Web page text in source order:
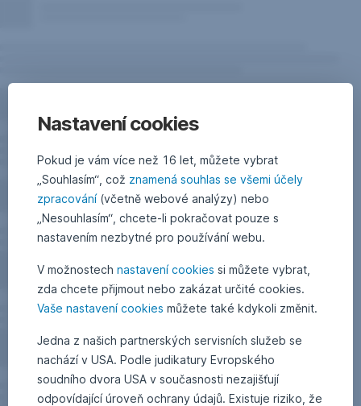
Nastavení cookies
Pokud je vám více než 16 let, můžete vybrat
„Souhlasím“, což znamená souhlas se všemi účely
zpracování(včetně webové analýzy) nebo
„Nesouhlasím“, chcete-li pokračovat pouze s
nastavením nezbytné pro používání webu.
V možnostech nastavení cookies si můžete vybrat,
zda chcete přijmout nebo zakázat určité cookies.
Vaše nastavení cookies můžete také kdykoli změnit.
Jedna z našich partnerských servisních služeb se
nachází v USA. Podle judikatury Evropského
soudního dvora USA v současnosti nezajišťují
odpovídající úroveň ochrany údajů. Existuje riziko, že